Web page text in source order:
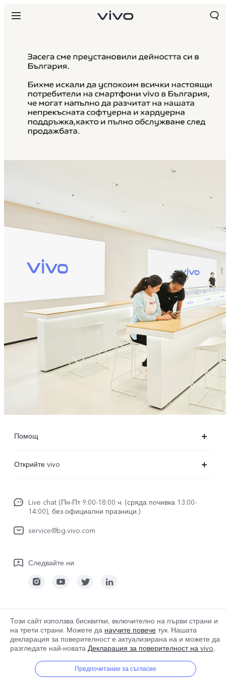
Bulgaria | Изберете държава/регион
Помощ
изпрати за ремонт
Удостоверяване на IMEI
Регистрационен файл за актуализиране
Гаранционна политика
Открийте vivo
За нас
Правни известия
Център за поверителност на vivo
Live chat (Пн-Пт 9:00-18:00 ч. (сряда почивка 13:00-
14:00), без официални празници.)
service@bg.vivo.com
Следвайте ни
Политика за бисквитките на vivo |
Този сайт използва бисквитки, включително на първи страни и
на трети страни. Можете да научите повече тук. Нашата
декларация за поверителност е актуализирана на и можете да
разгледате най-новата Декларация за поверителност на vivo.
Предпочитание за съгласие